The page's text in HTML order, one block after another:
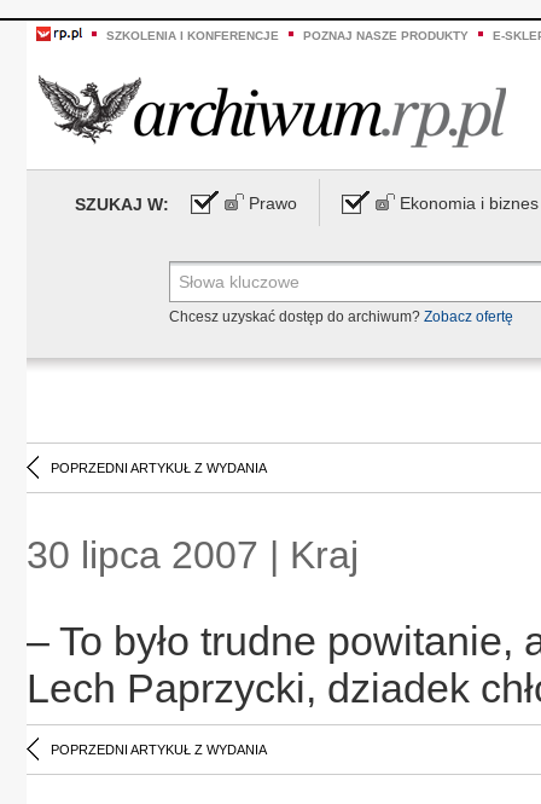
SZKOLENIA I KONFERENCJE POZNAJ NASZE PRODUKTY E-
SZUKAJ W: Prawo Ekonomia i biznes
Chcesz uzyskać dostęp do archiwum? Zobacz ofertę
POPRZEDNI ARTYKUŁ Z WYDANIA
30 lipca 2007 | Kraj
– To było trudne
Lech Paprzycki, dziadek
POPRZEDNI ARTYKUŁ Z WYDANIA